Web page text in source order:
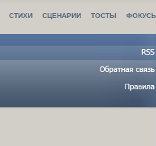
СТИХИ СЦЕНАРИИ ТОСТЫ